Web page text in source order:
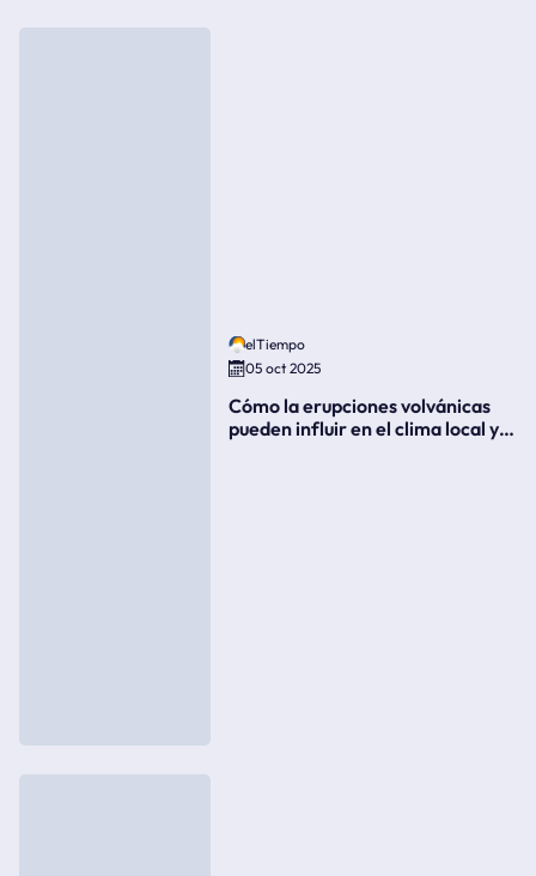
elTiempo
05 oct 2025
Cómo la erupciones volvánicas
pueden influir en el clima local y